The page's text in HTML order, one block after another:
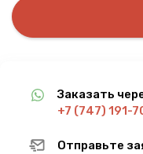
Заказать
+7 (747) 191-
Отправьте